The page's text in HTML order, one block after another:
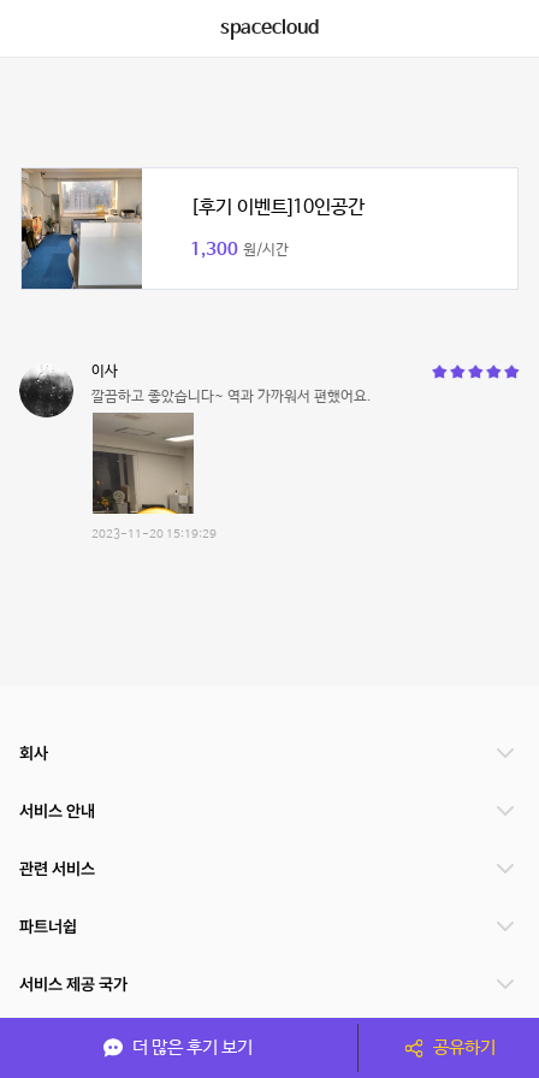
spacecloud
[후기 이벤트]10인공간
1,300 원/시간
이사
깔끔하고 좋았습니다~ 역과 가까워서 편했어요.
2023-11-20 15:19:29
더 많은 후기 보기 공유하기
회사
서비스 안내
관련 서비스
파트너쉽
서비스 제공 국가